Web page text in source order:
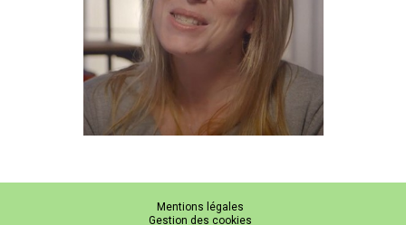
Mentions légales
Gestion des cookies